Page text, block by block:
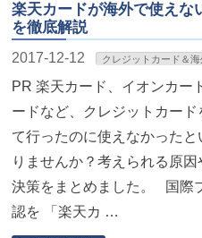
楽天カードが海外で使えな
を徹底解説
2017-12-12 クレジットカード＆
PR 楽天カード、イオンカー
ードなど、クレジットカード
て行ったのに使えなかったと
りませんか？考えられる原
決策をまとめました。 国際
認を 「楽天カ …